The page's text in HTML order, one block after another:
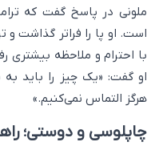
ملونی در پاسخ گفت که
است. او پا را فراتر گذاشت و
با احترام و ملاحظه بیشتری
او گفت: «یک چیز را باید به
هرگز التماس نمی‌کنیم.»
چاپلوسی و دوستی؛